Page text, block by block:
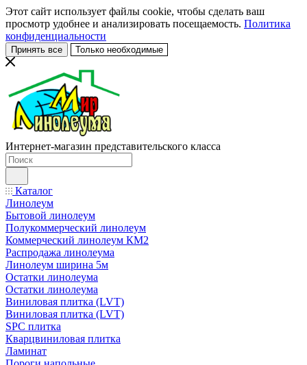
Этот сайт использует файлы cookie, чтобы сделать ваш
просмотр удобнее и анализировать посещаемость. Политика
конфиденциальности
Принять все Только необходимые
Интернет-магазин представительского класса
Каталог
Линолеум
Бытовой линолеум
Полукоммерческий линолеум
Коммерческий линолеум КМ2
Распродажа линолеума
Линолеум ширина 5м
Остатки линолеума
Остатки линолеума
Виниловая плитка (LVT)
Виниловая плитка (LVT)
SPC плитка
Кварцвиниловая плитка
Ламинат